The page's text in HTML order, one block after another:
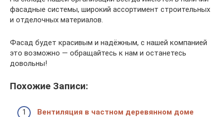
фасадные системы, широкий ассортимент строительных
и отделочных материалов.
Фасад будет красивым и надёжным, с нашей компанией
это возможно — обращайтесь к нам и останетесь
довольны!
Похожие Записи:
Вентиляция в частном деревянном доме